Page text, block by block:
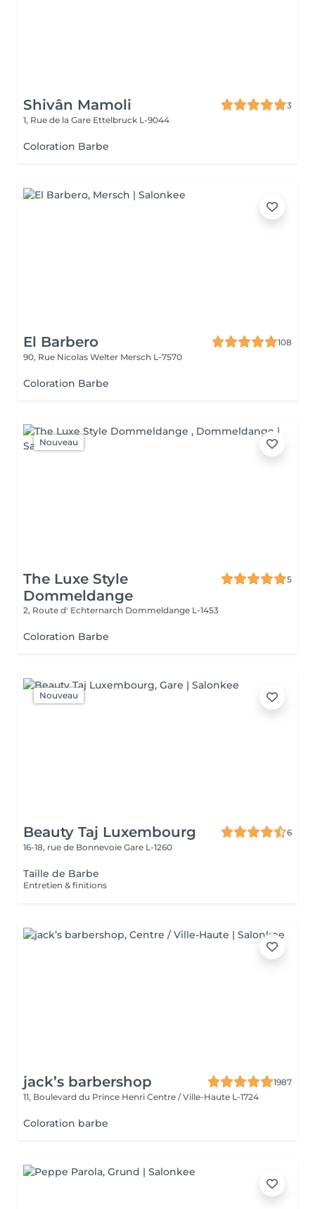
Shivân Mamoli
3
1, Rue de la Gare Ettelbruck L-9044
Coloration Barbe
El Barbero
108
90, Rue Nicolas Welter Mersch L-7570
Coloration Barbe
Nouveau
The Luxe Style
Dommeldange
5
2, Route d' Echternarch Dommeldange L-1453
Coloration Barbe
Nouveau
Beauty Taj Luxembourg
6
16-18, rue de Bonnevoie Gare L-1260
Taille de Barbe
Entretien & finitions
jack’s barbershop
1987
11, Boulevard du Prince Henri Centre / Ville-Haute L-1724
Coloration barbe